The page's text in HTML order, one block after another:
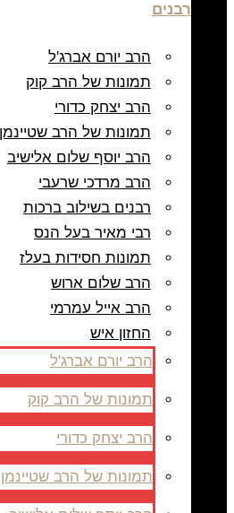
רבנים
הרב יורם אברג'ל
תמונות של הרב קוק
הרב יצחק כדורי
תמונות של הרב שטיינמן
הרב יוסף שלום אלישיב
הרב מרדכי שרעבי
רבנים בשילוב ברכות
רבי מאיר בעל הנס
תמונות חסידות בעלז
הרב שלום ארוש
הרב אייל עמרמי
החזון איש
הרב יורם אברג'ל
תמונות של הרב קוק
הרב יצחק כדורי
תמונות של הרב שטיינמן